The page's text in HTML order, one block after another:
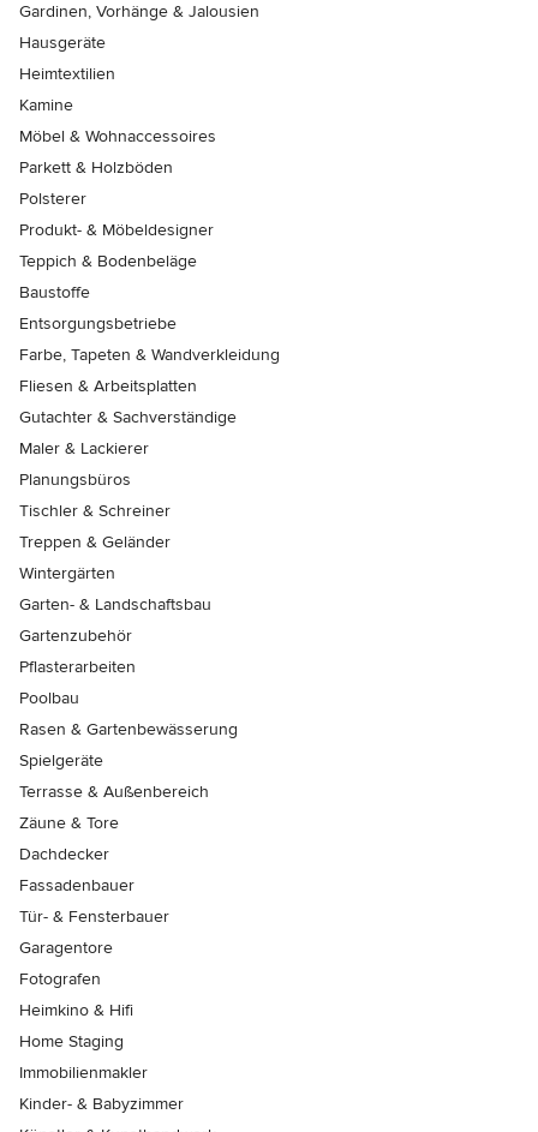
Gardinen, Vorhänge & Jalousien
Hausgeräte
Heimtextilien
Kamine
Möbel & Wohnaccessoires
Parkett & Holzböden
Polsterer
Produkt- & Möbeldesigner
Teppich & Bodenbeläge
Baustoffe
Entsorgungsbetriebe
Farbe, Tapeten & Wandverkleidung
Fliesen & Arbeitsplatten
Gutachter & Sachverständige
Maler & Lackierer
Planungsbüros
Tischler & Schreiner
Treppen & Geländer
Wintergärten
Garten- & Landschaftsbau
Gartenzubehör
Pflasterarbeiten
Poolbau
Rasen & Gartenbewässerung
Spielgeräte
Terrasse & Außenbereich
Zäune & Tore
Dachdecker
Fassadenbauer
Tür- & Fensterbauer
Garagentore
Fotografen
Heimkino & Hifi
Home Staging
Immobilienmakler
Kinder- & Babyzimmer